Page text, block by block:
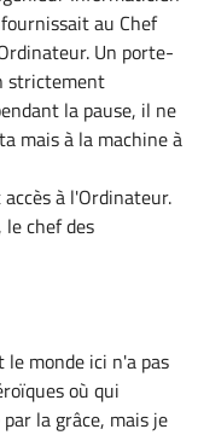
au Chef
Un porte-
strictement
la pause, il ne
mais à la machine à
à l'Ordinateur.
chef des
monde ici n'a pas
où qui
la grâce, mais je